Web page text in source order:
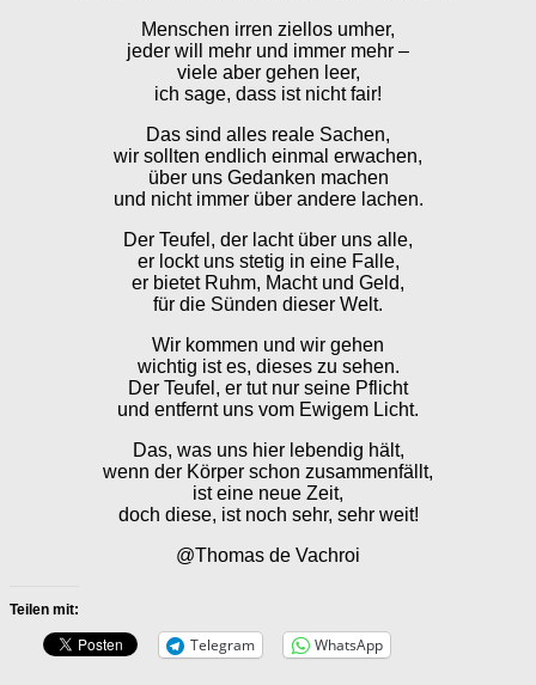
Menschen irren ziellos umher,
jeder will mehr und immer mehr –
viele aber gehen leer,
ich sage, dass ist nicht fair!
Das sind alles reale Sachen,
wir sollten endlich einmal erwachen,
über uns Gedanken machen
und nicht immer über andere lachen.
Der Teufel, der lacht über uns alle,
er lockt uns stetig in eine Falle,
er bietet Ruhm, Macht und Geld,
für die Sünden dieser Welt.
Wir kommen und wir gehen
wichtig ist es, dieses zu sehen.
Der Teufel, er tut nur seine Pflicht
und entfernt uns vom Ewigem Licht.
Das, was uns hier lebendig hält,
wenn der Körper schon zusammenfällt,
ist eine neue Zeit,
doch diese, ist noch sehr, sehr weit!
@Thomas de Vachroi
Teilen mit:
Telegram WhatsApp